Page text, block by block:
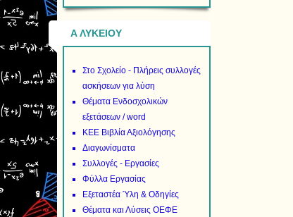
Α ΛΥΚΕΙΟΥ
Στο Σχολείο - Πλήρεις συλλογές
ασκήσεων για λύση
Θέματα Ενδοσχολικών
εξετάσεων / word
ΚΕΕ Βιβλία Αξιολόγησης
Διαγωνίσματα
Συλλογές - Εργασίες
Φύλλα Εργασίας
Εξεταστέα Ύλη & Οδηγίες
Θέματα και Λύσεις ΟΕΦΕ